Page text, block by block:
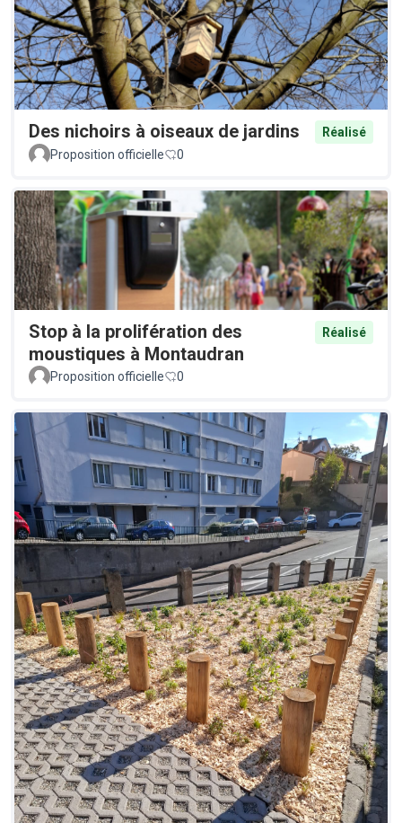
Des nichoirs à oiseaux de jardins
Réalisé
Proposition officielle
0
Stop à la prolifération des
moustiques à Montaudran
Réalisé
Proposition officielle 0